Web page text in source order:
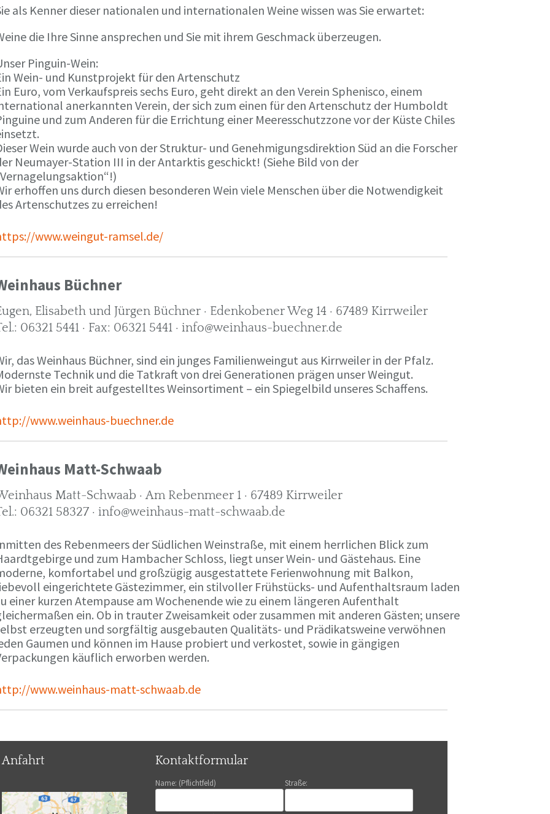
als Kenner dieser nationalen und internationalen Weine wissen was Sie erwartet:
die Ihre Sinne ansprechen und Sie mit ihrem Geschmack überzeugen.
Pinguin-Wein:
Wein- und Kunstprojekt für den Artenschutz
Euro, vom Verkaufspreis sechs Euro, geht direkt an den Verein Sphenisco, einem
anerkannten Verein, der sich zum einen für den Artenschutz der Humboldt
und zum Anderen für die Errichtung einer Meeresschutzzone vor der Küste Chiles
Wein wurde auch von der Struktur- und Genehmigungsdirektion Süd an die Forscher
Neumayer-Station III in der Antarktis geschickt! (Siehe Bild von der
erhoffen uns durch diesen besonderen Wein viele Menschen über die Notwendigkeit
Artenschutzes zu erreichen!
www.weingut-ramsel.de/
Büchner
Elisabeth und Jürgen Büchner · Edenkobener Weg 14 · 67489 Kirrweiler
06321 5441 · Fax: 06321 5441 · info@weinhaus-buechner.de
das Weinhaus Büchner, sind ein junges Familienweingut aus Kirrweiler in der Pfalz.
Technik und die Tatkraft von drei Generationen prägen unser Weingut.
bieten ein breit aufgestelltes Weinsortiment – ein Spiegelbild unseres Schaffens.
www.weinhaus-buechner.de
Matt-Schwaab
Matt-Schwaab · Am Rebenmeer 1 · 67489 Kirrweiler
06321 58327 · info@weinhaus-matt-schwaab.de
des Rebenmeers der Südlichen Weinstraße, mit einem herrlichen Blick zum
und zum Hambacher Schloss, liegt unser Wein- und Gästehaus. Eine
komfortabel und großzügig ausgestattete Ferienwohnung mit Balkon,
eingerichtete Gästezimmer, ein stilvoller Frühstücks- und Aufenthaltsraum laden
einer kurzen Atempause am Wochenende wie zu einem längeren Aufenthalt
ein. Ob in trauter Zweisamkeit oder zusammen mit anderen Gästen; unsere
erzeugten und sorgfältig ausgebauten Qualitäts- und Prädikatsweine verwöhnen
Gaumen und können im Hause probiert und verkostet, sowie in gängigen
käuflich erworben werden.
www.weinhaus-matt-schwaab.de
Anfahrt Kontaktformular
Name: (Pflichtfeld) Straße: